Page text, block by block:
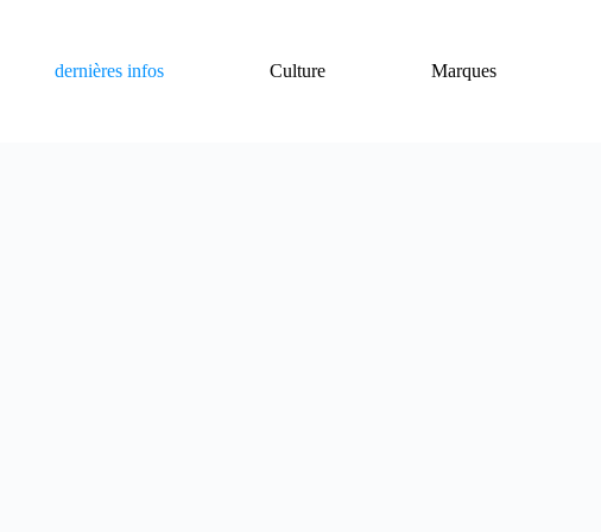
dernières infos
Culture Marques